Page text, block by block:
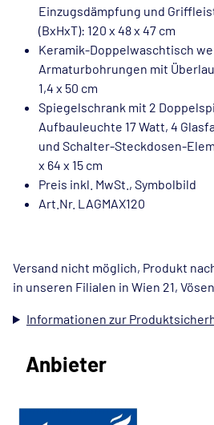
Einzugsdämpfung und
(BxHxT): 120 x 48 x 47 cm
Keramik-Doppelwaschtisch
Armaturbohrungen mit
1,4 x 50 cm
Spiegelschrank mit 2
Aufbauleuchte 17 Watt, 4
und Schalter-Steckdosen-
x 64 x 15 cm
Preis inkl. MwSt., Symbolbild
Art.Nr. LAGMAX120
Versand nicht möglich, Produkt
in unseren Filialen in Wien 21,
Informationen zur
Anbieter